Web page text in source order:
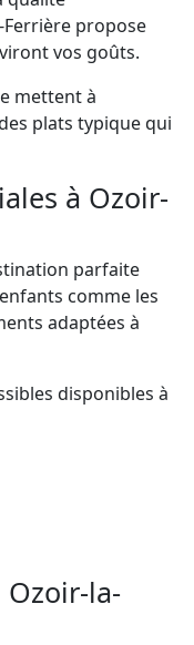
propose
vos goûts.
mettent à
plats typique qui
à Ozoir-
parfaite
comme les
adaptées à
disponibles à
Ozoir-la-